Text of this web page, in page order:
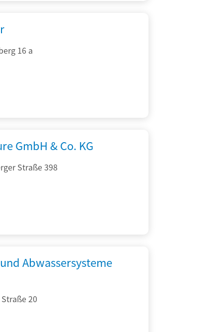
16 a
GmbH & Co. KG
Straße 398
Abwassersysteme
20